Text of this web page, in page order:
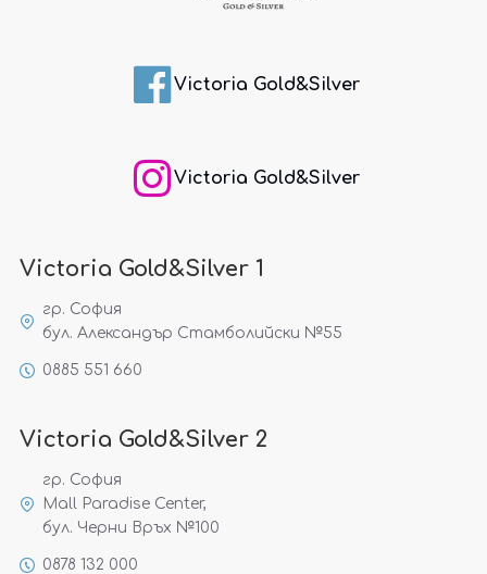
Victoria Gold&Silver
Victoria Gold&Silver
Victoria Gold&Silver 1
гр. София
бул. Александър Стамболийски №55
0885 551 660
Victoria Gold&Silver 2
гр. София
Mall Paradise Center,
бул. Черни Връх №100
0878 132 000